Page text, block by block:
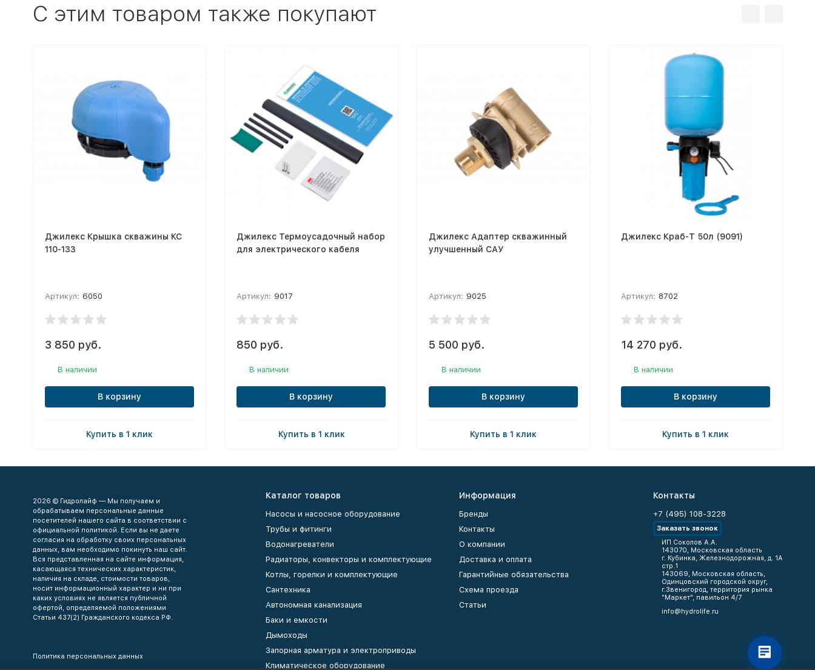
C этим товаром также покупают
Джилекс Крышка скважины КС
110-133
Артикул: 6050
3 850 руб.
В наличии
В корзину
Купить в 1 клик
Джилекс Термоусадочный набор
для электрического кабеля
Артикул: 9017
850 руб.
В наличии
В корзину
Купить в 1 клик
Джилекс Адаптер скважинный
улучшенный САУ
Артикул: 9025
5 500 руб.
В наличии
В корзину
Купить в 1 клик
Джилекс Краб-T 50л (9091)
Артикул: 8702
14 270 руб.
В наличии
В корзину
Купить в 1 клик
2026 © Гидролайф — Мы получаем и
обрабатываем персональные данные
посетителей нашего сайта в соответствии с
официальной политикой. Если вы не даете
согласия на обработку своих персональных
данных, вам необходимо покинуть наш сайт.
Вся представленная на сайте информация,
касающаяся технических характеристик,
наличия на складе, стоимости товаров,
носит информационный характер и ни при
каких условиях не является публичной
офертой, определяемой положениями
Статьи 437(2) Гражданского кодекса РФ.
Политика персональных данных
Каталог товаров
Насосы и насосное оборудование
Трубы и фитинги
Водонагреватели
Радиаторы, конвекторы и комплектующие
Котлы, горелки и комплектующие
Сантехника
Автономная канализация
Баки и емкости
Дымоходы
Запорная арматура и электроприводы
Климатическое оборудование
Информация
Бренды
Контакты
О компании
Доставка и оплата
Гарантийные обязательства
Схема проезда
Статьи
Контакты
+7 (495) 108-3228
Заказать звонок
ИП Соколов А.А.
143070, Московская область
г. Кубинка, Железнодорожная, д. 1А
стр.1
143069, Московская область,
Одинцовский городской округ,
г.Звенигород, территория рынка
"Маркет", павильон 4/7
info@hydrolife.ru